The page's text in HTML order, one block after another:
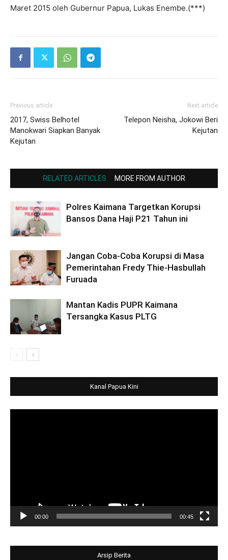
Maret 2015 oleh Gubernur Papua, Lukas Enembe.(***)
Previous article
2017, Swiss Belhotel
Manokwari Siapkan Banyak
Kejutan
Next article
Telepon Neisha, Jokowi Beri
Kejutan
RELATED ARTICLES MORE FROM AUTHOR
Polres Kaimana Targetkan Korupsi
Bansos Dana Haji P21 Tahun ini
Jangan Coba-Coba Korupsi di Masa
Pemerintahan Fredy Thie-Hasbullah
Furuada
Mantan Kadis PUPR Kaimana
Tersangka Kasus PLTG
Kanal Papua Kini
00:00 00:45
Arsip Berita